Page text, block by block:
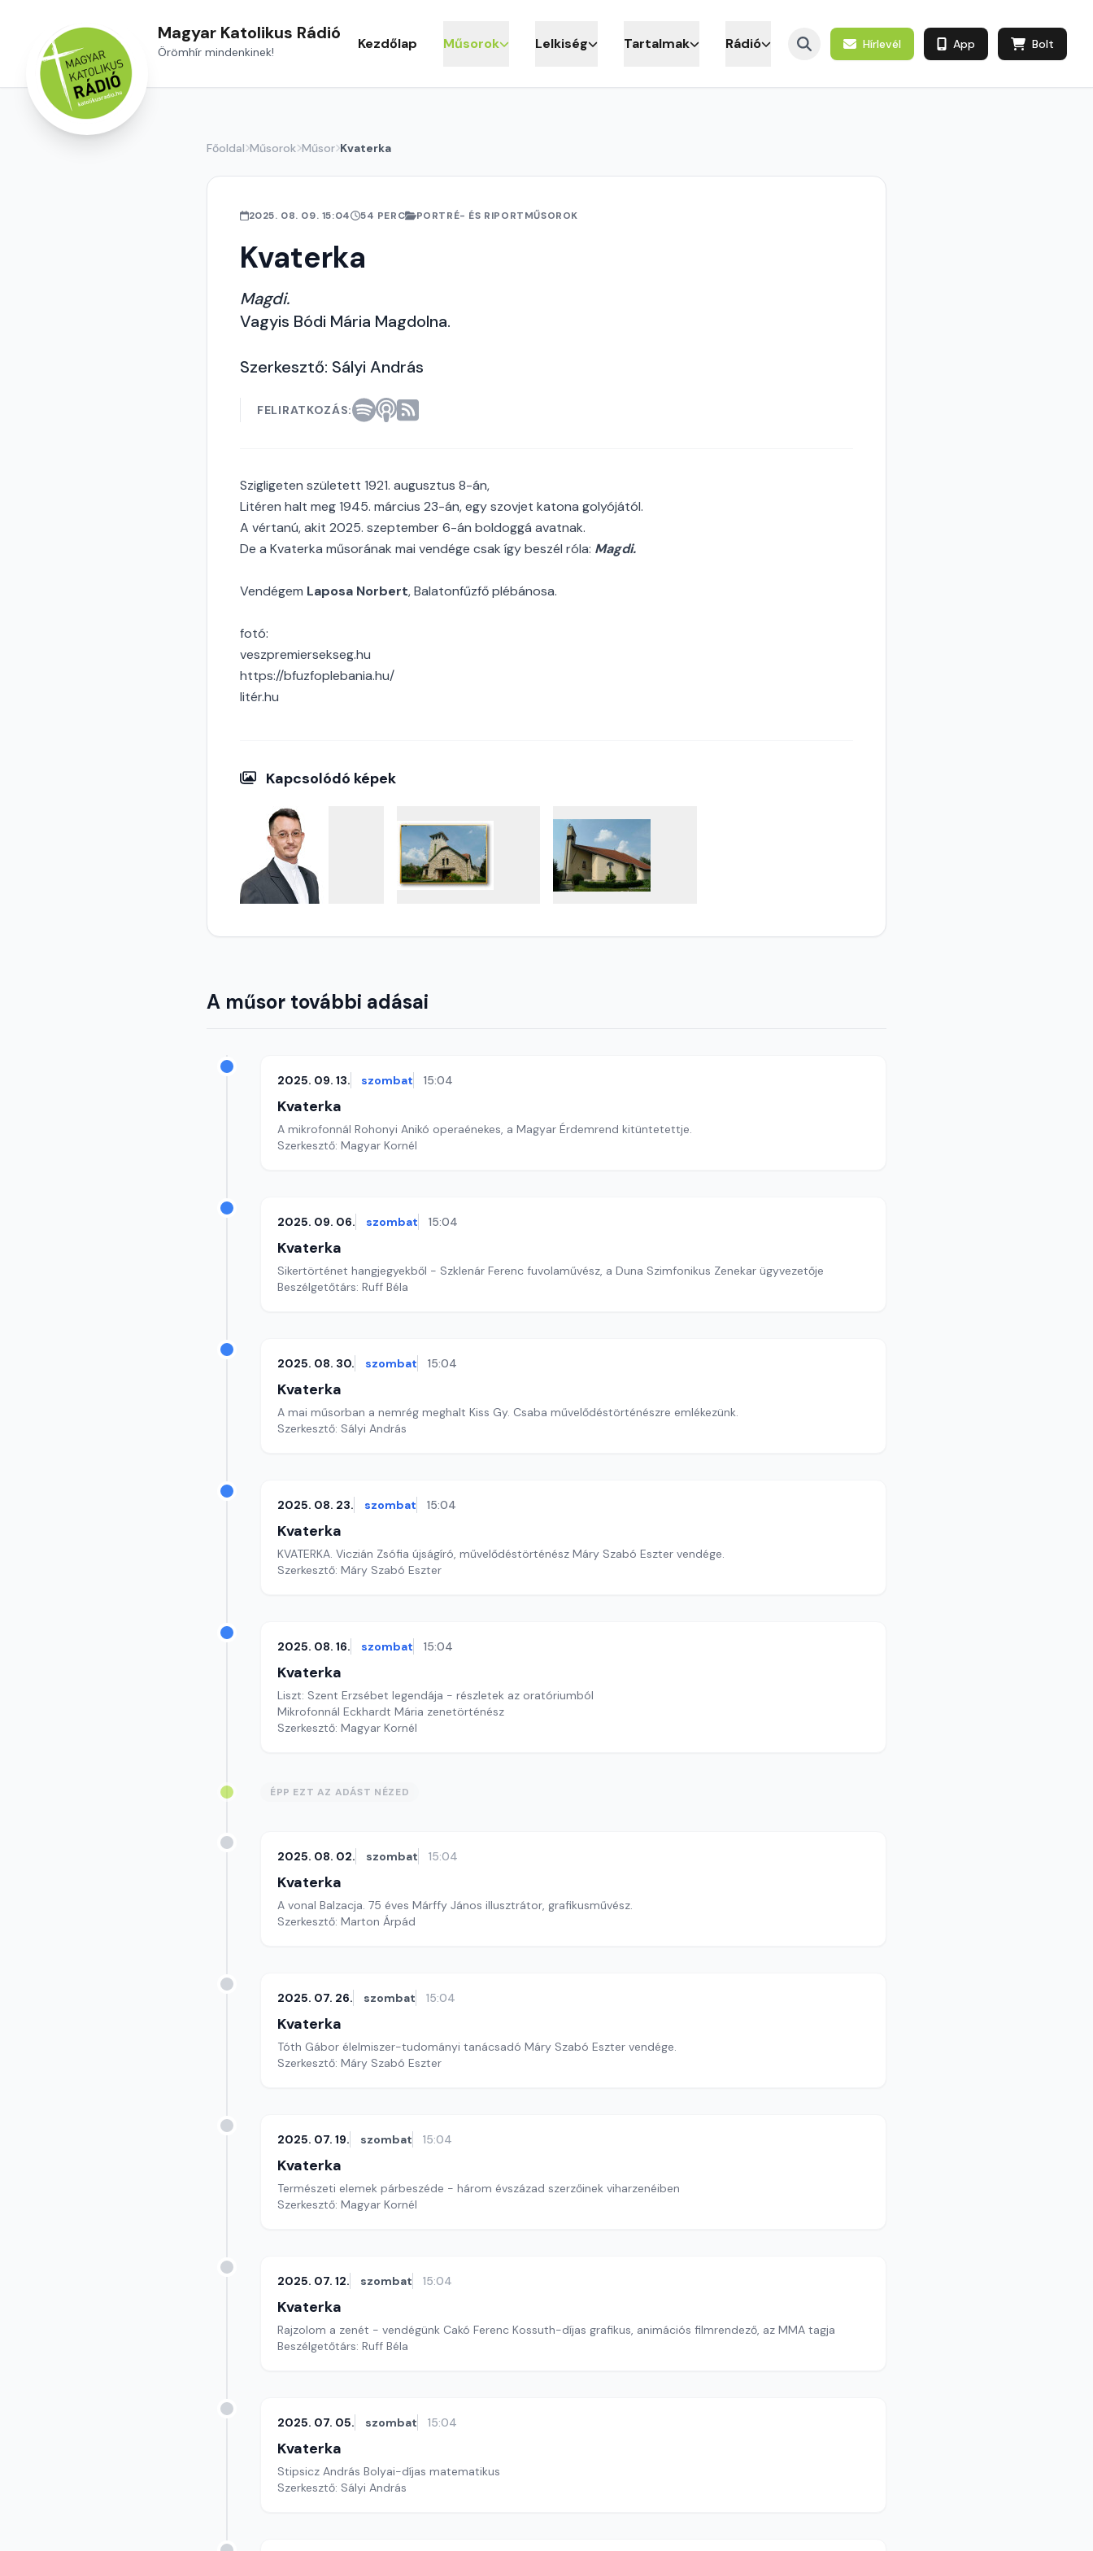
Magyar Katolikus Rádió
Örömhír mindenkinek! Kezdőlap Műsorok Lelkiség Tartalmak Rádió Hírlevél App Bolt
Főoldal Műsorok Műsor Kvaterka
2025. 08. 09. 15:04 54 PERC PORTRÉ- ÉS RIPORTMŰSOROK
Kvaterka
Magdi.
Vagyis Bódi Mária Magdolna.
Szerkesztő: Sályi András
FELIRATKOZÁS:
Szigligeten született 1921. augusztus 8-án,
Litéren halt meg 1945. március 23-án, egy szovjet katona golyójától.
A vértanú, akit 2025. szeptember 6-án boldoggá avatnak.
De a Kvaterka műsorának mai vendége csak így beszél róla: Magdi.
Vendégem Laposa Norbert, Balatonfűzfő plébánosa.
fotó:
veszpremiersekseg.hu
https://bfuzfoplebania.hu/
litér.hu
Kapcsolódó képek
A műsor további adásai
2025. 09. 13. szombat 15:04
Kvaterka
A mikrofonnál Rohonyi Anikó operaénekes, a Magyar Érdemrend kitüntetettje.
Szerkesztő: Magyar Kornél
2025. 09. 06. szombat 15:04
Kvaterka
Sikertörténet hangjegyekből - Szklenár Ferenc fuvolaművész, a Duna Szimfonikus Zenekar ügyvezetője
Beszélgetőtárs: Ruff Béla
2025. 08. 30. szombat 15:04
Kvaterka
A mai műsorban a nemrég meghalt Kiss Gy. Csaba művelődéstörténészre emlékezünk.
Szerkesztő: Sályi András
2025. 08. 23. szombat 15:04
Kvaterka
KVATERKA. Viczián Zsófia újságíró, művelődéstörténész Máry Szabó Eszter vendége.
Szerkesztő: Máry Szabó Eszter
2025. 08. 16. szombat 15:04
Kvaterka
Liszt: Szent Erzsébet legendája - részletek az oratóriumból
Mikrofonnál Eckhardt Mária zenetörténész
Szerkesztő: Magyar Kornél
ÉPP EZT AZ ADÁST NÉZED
2025. 08. 02. szombat 15:04
Kvaterka
A vonal Balzacja. 75 éves Márffy János illusztrátor, grafikusművész.
Szerkesztő: Marton Árpád
2025. 07. 26. szombat 15:04
Kvaterka
Tóth Gábor élelmiszer-tudományi tanácsadó Máry Szabó Eszter vendége.
Szerkesztő: Máry Szabó Eszter
2025. 07. 19. szombat 15:04
Kvaterka
Természeti elemek párbeszéde - három évszázad szerzőinek viharzenéiben
Szerkesztő: Magyar Kornél
2025. 07. 12. szombat 15:04
Kvaterka
Rajzolom a zenét - vendégünk Cakó Ferenc Kossuth-díjas grafikus, animációs filmrendező, az MMA tagja
Beszélgetőtárs: Ruff Béla
2025. 07. 05. szombat 15:04
Kvaterka
Stipsicz András Bolyai-díjas matematikus
Szerkesztő: Sályi András